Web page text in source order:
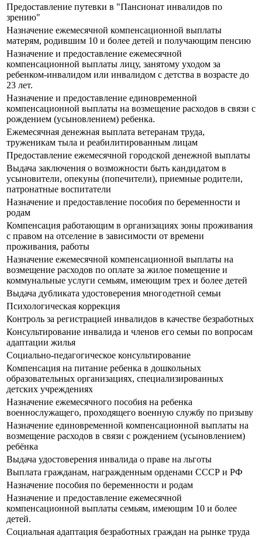
Предоставление путевки в "Пансионат инвалидов по
зрению"
Назначение ежемесячной компенсационной выплаты
матерям, родившим 10 и более детей и получающим пенсию
Назначение и предоставление ежемесячной
компенсационной выплаты лицу, занятому уходом за
ребенком-инвалидом или инвалидом с детства в возрасте до
23 лет.
Назначение и предоставление единовременной
компенсационной выплаты на возмещение расходов в связи с
рождением (усыновлением) ребенка.
Ежемесячная денежная выплата ветеранам труда,
труженикам тыла и реабилитированным лицам
Предоставление ежемесячной городской денежной выплаты
Выдача заключения о возможности быть кандидатом в
усыновители, опекуны (попечители), приемные родители,
патронатные воспитатели
Назначение и предоставление пособия по беременности и
родам
Компенсация работающим в организациях зоны проживания
с правом на отселение в зависимости от времени
проживания, работы
Назначение ежемесячной компенсационной выплаты на
возмещение расходов по оплате за жилое помещение и
коммунальные услуги семьям, имеющим трех и более детей
Выдача дубликата удостоверения многодетной семьи
Психологическая коррекция
Контроль за регистрацией инвалидов в качестве безработных
Консультирование инвалида и членов его семьи по вопросам
адаптации жилья
Социально-педагогическое консультирование
Компенсация на питание ребенка в дошкольных
образовательных организациях, специализированных
детских учреждениях
Назначение ежемесячного пособия на ребенка
военнослужащего, проходящего военную службу по призыву
Назначение единовременной компенсационной выплаты на
возмещение расходов в связи с рождением (усыновлением)
ребёнка
Выдача удостоверения инвалида о праве на льготы
Выплата гражданам, награжденным орденами СССР и РФ
Назначение пособия по беременности и родам
Назначение и предоставление ежемесячной
компенсационной выплаты семьям, имеющим 10 и более
детей.
Социальная адаптация безработных граждан на рынке труда